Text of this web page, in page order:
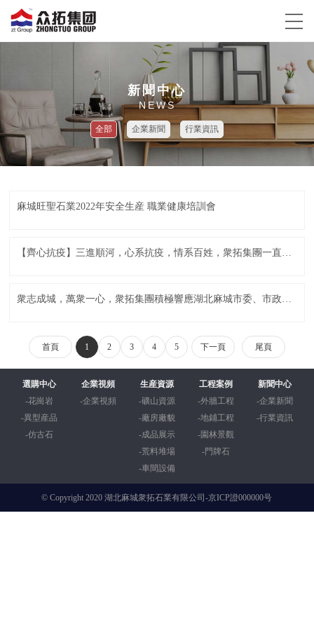
新聞中心
NEWS
全部 企業新聞 行業資訊
麻城旺聖石業2022年安全生産 職業健康培訓會
【齊心抗疫】三進順河，心系抗疫，情系百姓，衆拓集團一直在行動
衆志成城，萬衆一心，衆拓集團積極響應湖北麻城市委、市政府号召，主動發起愛心捐贈
2022衆拓石業集團喜樂鬧元宵
2022衆拓集團新春晚宴
2022衆拓集團新春動員大會
今日C位 | 衆拓集團
首頁 1 2 3 4 5 下一頁 尾頁
選購中心
-花崗岩
-異型産品
-仿古石
企業視頻
-企業視頻
生産資源
-礦山資源
-廠房廠貌
-成品展示
-荒料堆場
-車間設備
工程案例
-外牆工程
-地鋪工程
-園林景觀
-門牌石
新聞中心
-企業新聞
-行業資訊
© Copyright 2020 湖北麻城衆拓石業有限公司-京ICP證000000号